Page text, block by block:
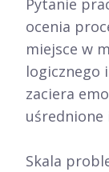
ocenia
miejsce w
logicznego
zaciera
uśrednione
Skala